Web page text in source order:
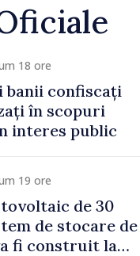
18 ore
banii confiscați
în scopuri
interes public
19 ore
de 30
de stocare de
fi construit la